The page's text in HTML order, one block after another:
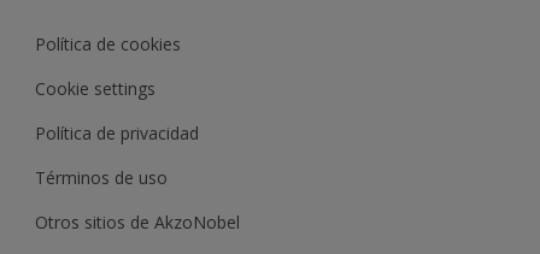
Política de cookies
Cookie settings
Política de privacidad
Términos de uso
Otros sitios de AkzoNobel